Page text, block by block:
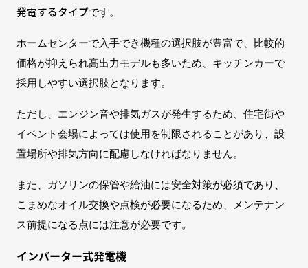
発電するタイプです。
ホームセンターで入手でき機種の選択肢が豊富で、比較的
価格が抑えられ高出力モデルも多いため、キッチンカーで
採用しやすい選択肢となります。
ただし、エンジン音や排気ガスが発生するため、住宅街や
イベント会場によっては使用を制限されることがあり、設
置場所や排気方向に配慮しなければなりません。
また、ガソリンの保管や給油には安全対策が必須であり、
こまめなオイル交換や点検が必要になるため、メンテナン
ス前提になる点には注意が必要です。
インバーター式発電機